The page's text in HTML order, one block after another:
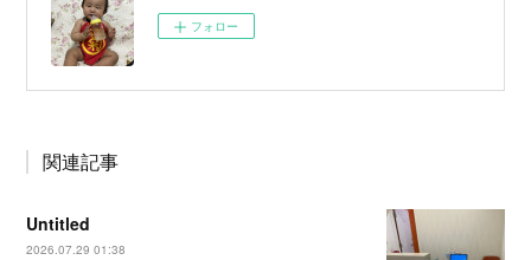
フォロー
関連記事
Untitled
2026.07.29 01:38